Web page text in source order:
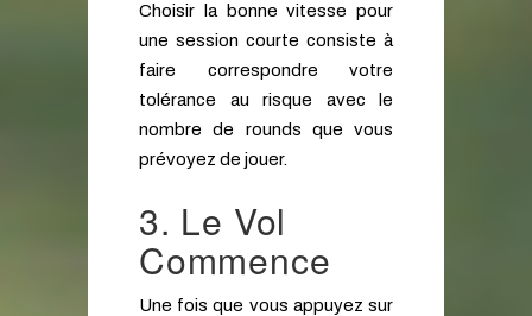
Choisir la bonne vitesse pour
une session courte consiste à
faire correspondre votre
tolérance au risque avec le
nombre de rounds que vous
prévoyez de jouer.
3. Le Vol
Commence
Une fois que vous appuyez sur